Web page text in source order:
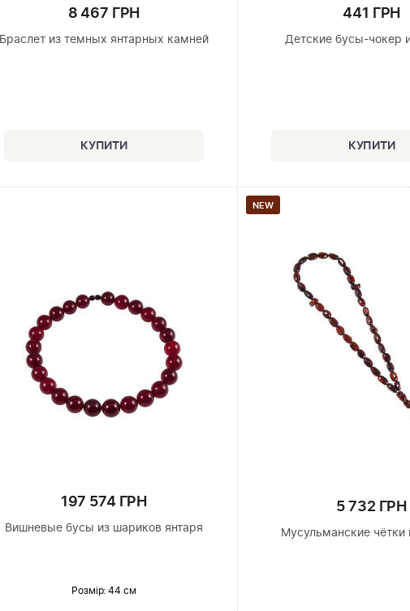
8 467 ГРН
Браслет из темных янтарных камней
441 ГРН
Детские бусы-чокер
197 574 ГРН
Вишневые бусы из шариков янтаря
Розмір: 44 см
NEW
5 732 ГРН
Мусульманские чётки